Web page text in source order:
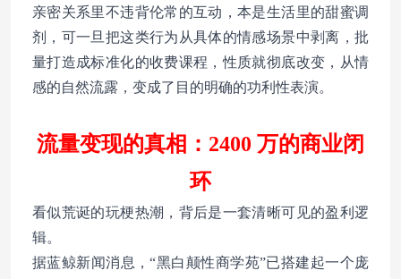
亲密关系里不违背伦常的互动，本是生活里的甜蜜调
剂，可一旦把这类行为从具体的情感场景中剥离，批
量打造成标准化的收费课程，性质就彻底改变，从情
感的自然流露，变成了目的明确的功利性表演。
流量变现的真相：2400 万的商业闭
环
看似荒诞的玩梗热潮，背后是一套清晰可见的盈利逻
辑。
据蓝鲸新闻消息，“黑白颠性商学苑”已搭建起一个庞